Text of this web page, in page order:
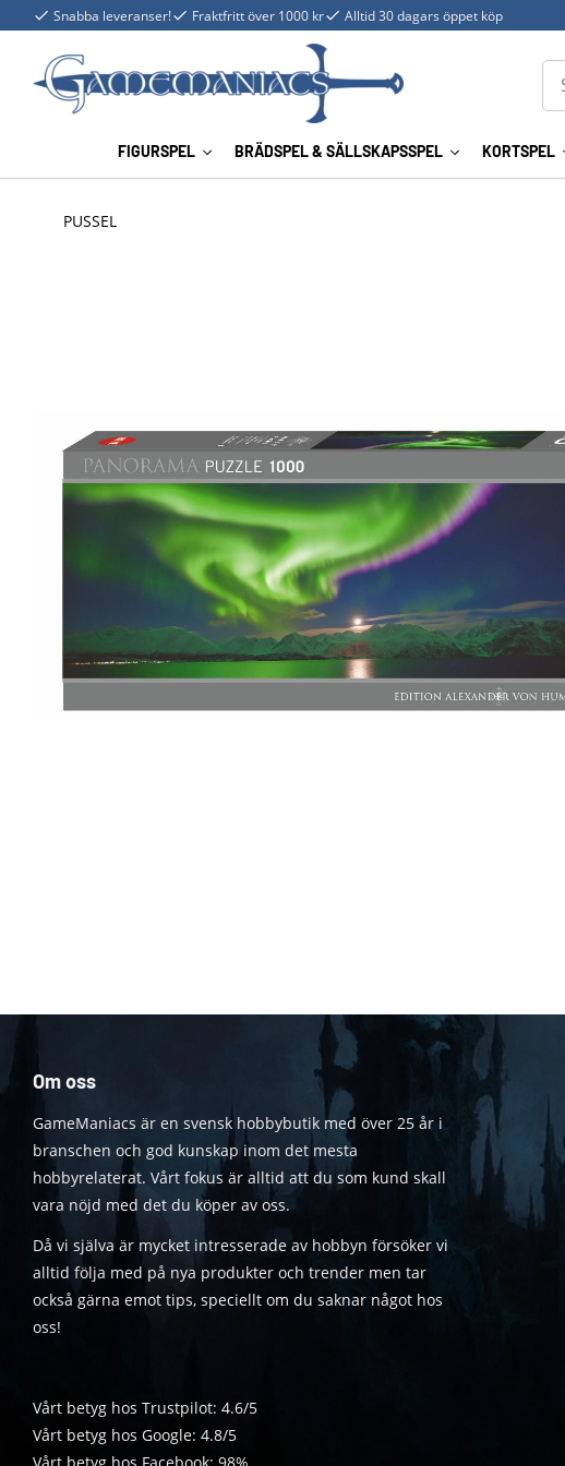
Snabba leveranser! Fraktfritt över 1000 kr Alltid 30 dagars öppet köp
FIGURSPEL BRÄDSPEL & SÄLLSKAPSSPEL KORTSPEL
PUSSEL
Om oss
GameManiacs är en svensk hobbybutik med över 25 år i
branschen och god kunskap inom det mesta
hobbyrelaterat. Vårt fokus är alltid att du som kund skall
vara nöjd med det du köper av oss.
Då vi själva är mycket intresserade av hobbyn försöker vi
alltid följa med på nya produkter och trender men tar
också gärna emot tips, speciellt om du saknar något hos
oss!
Vårt betyg hos Trustpilot: 4.6/5
Vårt betyg hos Google: 4.8/5